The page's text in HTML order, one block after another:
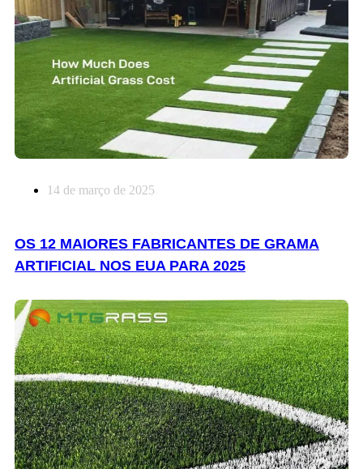
14 de março de 2025
OS 12 MAIORES FABRICANTES DE GRAMA
ARTIFICIAL NOS EUA PARA 2025